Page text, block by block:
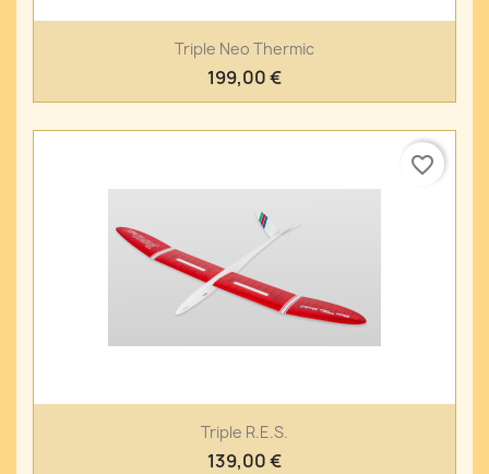
Triple Neo Thermic
199,00 €
Triple R.E.S.
139,00 €
favorite_border